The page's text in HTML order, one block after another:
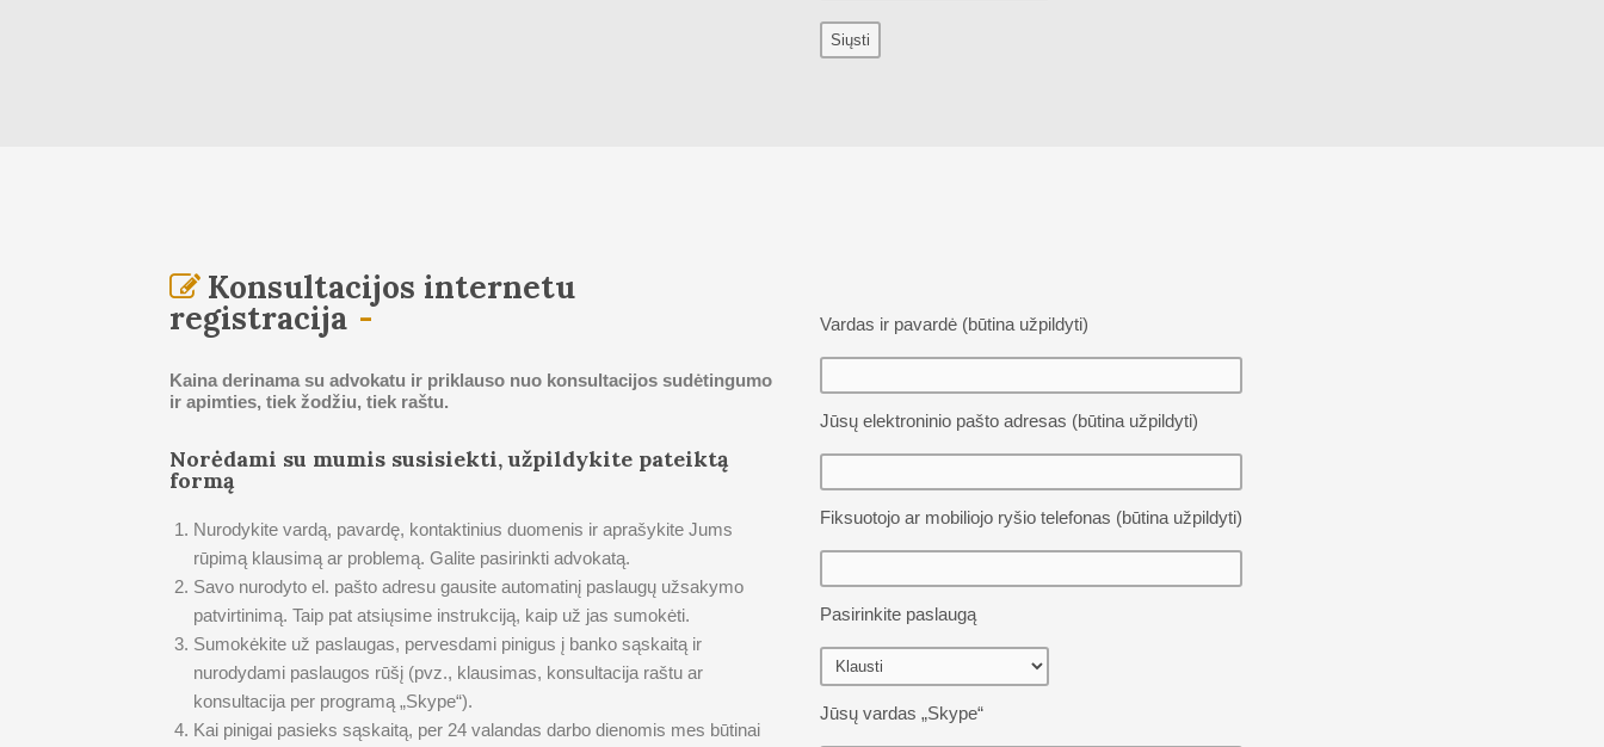
Konsultacijos internetu
registracija
Kaina derinama su advokatu ir priklauso nuo konsultacijos sudėtingumo
ir apimties, tiek žodžiu, tiek raštu.
Norėdami su mumis susisiekti, užpildykite pateiktą
formą
Nurodykite vardą, pavardę, kontaktinius duomenis ir aprašykite Jums
rūpimą klausimą ar problemą. Galite pasirinkti advokatą.
Savo nurodyto el. pašto adresu gausite automatinį paslaugų užsakymo
patvirtinimą. Taip pat atsiųsime instrukciją, kaip už jas sumokėti.
Sumokėkite už paslaugas, pervesdami pinigus į banko sąskaitą ir
nurodydami paslaugos rūšį (pvz., klausimas, konsultacija raštu ar
konsultacija per programą „Skype“).
Kai pinigai pasieks sąskaitą, per 24 valandas darbo dienomis mes būtinai
Vardas ir pavardė (būtina užpildyti)
Jūsų elektroninio pašto adresas (būtina užpildyti)
Fiksuotojo ar mobiliojo ryšio telefonas (būtina užpildyti)
Pasirinkite paslaugą
Jūsų vardas „Skype“